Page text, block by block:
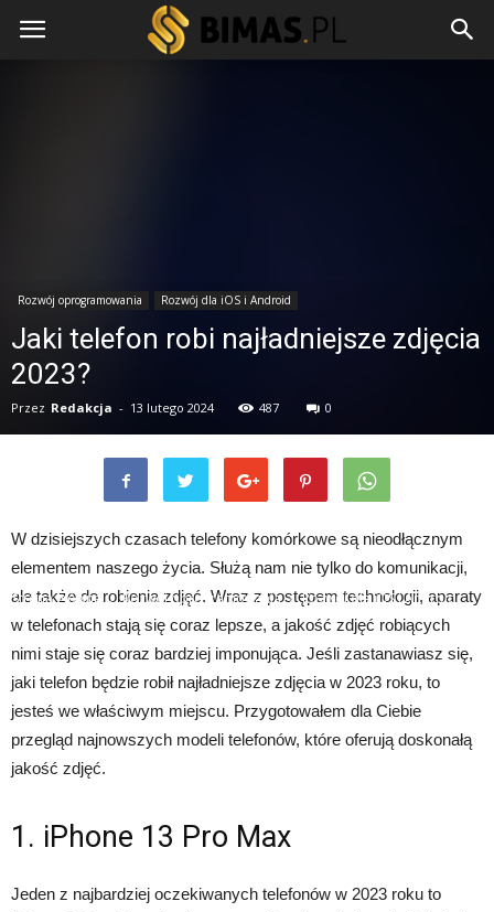
Strona główna Rozwój oprogramowania Rozwój dla iOS i Android
Rozwój oprogramowania Rozwój dla iOS i Android
Jaki telefon robi najładniejsze zdjęcia
2023?
Przez Redakcja - 13 lutego 2024 487 0
W dzisiejszych czasach telefony komórkowe są nieodłącznym
elementem naszego życia. Służą nam nie tylko do komunikacji,
ale także do robienia zdjęć. Wraz z postępem technologii, aparaty
w telefonach stają się coraz lepsze, a jakość zdjęć robiących
nimi staje się coraz bardziej imponująca. Jeśli zastanawiasz się,
jaki telefon będzie robił najładniejsze zdjęcia w 2023 roku, to
jesteś we właściwym miejscu. Przygotowałem dla Ciebie
przegląd najnowszych modeli telefonów, które oferują doskonałą
jakość zdjęć.
1. iPhone 13 Pro Max
Jeden z najbardziej oczekiwanych telefonów w 2023 roku to